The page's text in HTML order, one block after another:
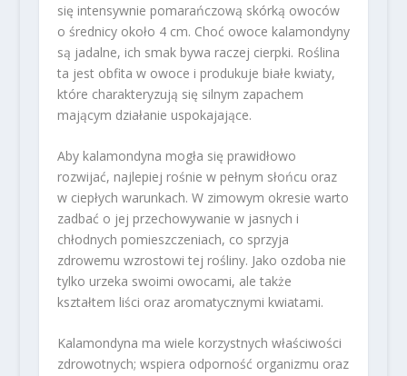
się intensywnie pomarańczową skórką owoców
o średnicy około 4 cm. Choć owoce kalamondyny
są jadalne, ich smak bywa raczej cierpki. Roślina
ta jest obfita w owoce i produkuje białe kwiaty,
które charakteryzują się silnym zapachem
mającym działanie uspokajające.
Aby kalamondyna mogła się prawidłowo
rozwijać, najlepiej rośnie w pełnym słońcu oraz
w ciepłych warunkach. W zimowym okresie warto
zadbać o jej przechowywanie w jasnych i
chłodnych pomieszczeniach, co sprzyja
zdrowemu wzrostowi tej rośliny. Jako ozdoba nie
tylko urzeka swoimi owocami, ale także
kształtem liści oraz aromatycznymi kwiatami.
Kalamondyna ma wiele korzystnych właściwości
zdrowotnych; wspiera odporność organizmu oraz